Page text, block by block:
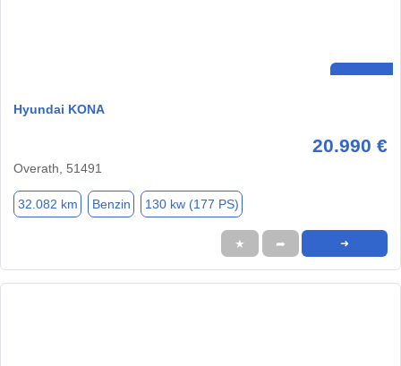
Hyundai KONA
20.990 €
Overath, 51491
32.082 km Benzin 130 kw (177 PS)
★ ➦ ➜